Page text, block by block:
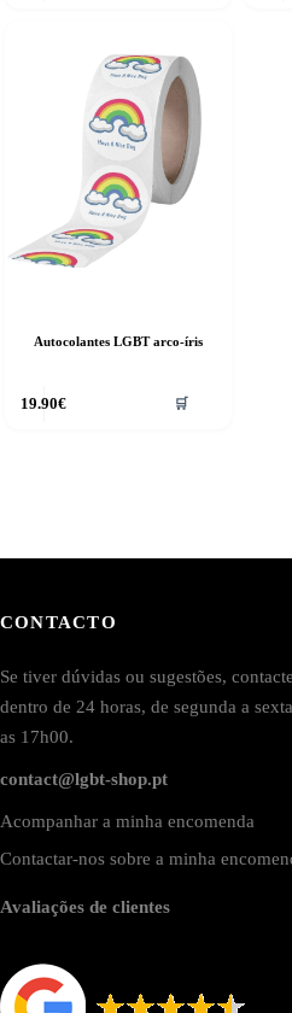
Autocolantes LGBT arco-íris
19.90€ 🛒
CONTACTO
Se tiver dúvidas ou sugestões,
dentro de 24 horas, de segunda a
as 17h00.
contact@lgbt-shop.pt
Acompanhar a minha encomenda
Contactar-nos sobre a minha
Avaliações de clientes